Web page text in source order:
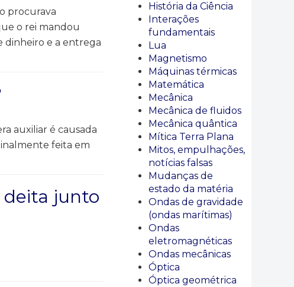
procurava
o rei mandou
dinheiro e a entrega
auxiliar é causada
feita em
deita junto
História da Ciência
Interações
fundamentais
Lua
Magnetismo
Máquinas térmicas
Matemática
Mecânica
Mecânica de fluidos
Mecânica quântica
Mítica Terra Plana
Mitos, empulhações,
notícias falsas
Mudanças de
estado da matéria
Ondas de gravidade
(ondas marítimas)
Ondas
eletromagnéticas
Ondas mecânicas
Óptica
Óptica geométrica